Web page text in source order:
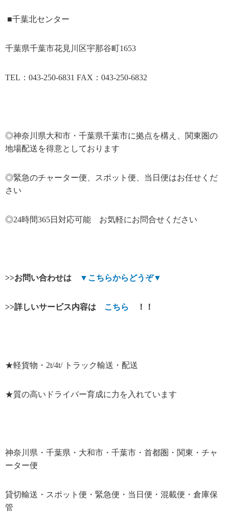
■千葉北センター
千葉県千葉市花見川区宇那谷町1653
TEL：043-250-6831 FAX：043-250-6832
◎神奈川県大和市・千葉県千葉市に拠点を構え、関東圏の
地場配送を得意としております
◎緊急のチャーター便、スポット便、当日便はお任せくだ
さい
◎24時間365日対応可能 お気軽にお問合せください
>>お問い合わせは ▼ こちらからどうぞ▼
>>詳しいサービス内容は こちら ！！
★軽貨物・2t/4t/ トラック輸送・配送
★質の高いドライバー育成に力を入れています
神奈川県・千葉県・大和市・千葉市・首都圏・関東・チャ
ーター便
貸切輸送・スポット便・緊急便・当日便・混載便・倉庫保
管